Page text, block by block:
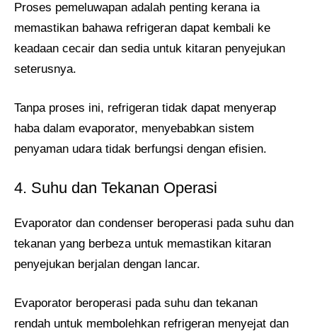
Proses pemeluwapan adalah penting kerana ia
memastikan bahawa refrigeran dapat kembali ke
keadaan cecair dan sedia untuk kitaran penyejukan
seterusnya.
Tanpa proses ini, refrigeran tidak dapat menyerap
haba dalam evaporator, menyebabkan sistem
penyaman udara tidak berfungsi dengan efisien.
4. Suhu dan Tekanan Operasi
Evaporator dan condenser beroperasi pada suhu dan
tekanan yang berbeza untuk memastikan kitaran
penyejukan berjalan dengan lancar.
Evaporator beroperasi pada suhu dan tekanan
rendah untuk membolehkan refrigeran menyejat dan